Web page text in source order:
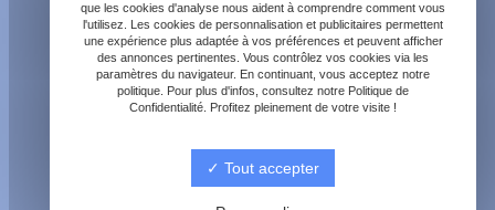
contact@berry-electricite.fr
06 70 40 09 29
que les cookies d'analyse nous aident à comprendre comment vous
l'utilisez. Les cookies de personnalisation et publicitaires permettent
une expérience plus adaptée à vos préférences et peuvent afficher
des annonces pertinentes. Vous contrôlez vos cookies via les
paramètres du navigateur. En continuant, vous acceptez notre
politique. Pour plus d'infos, consultez notre Politique de
Confidentialité. Profitez pleinement de votre visite !
Tout accepter